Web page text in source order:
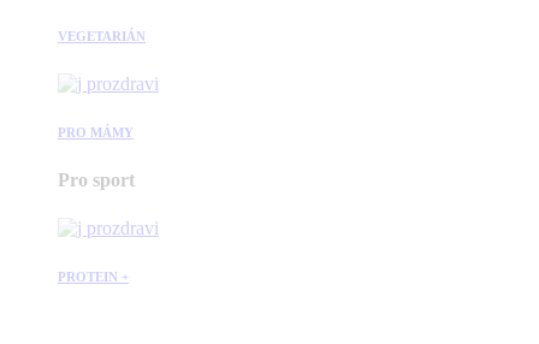
VEGETARIÁN
PRO MÁMY
Pro sport
PROTEIN +